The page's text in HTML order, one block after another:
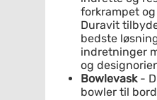
forkrampet
Duravit
bedste
indretninger
og
Bowlevask -
bowler til